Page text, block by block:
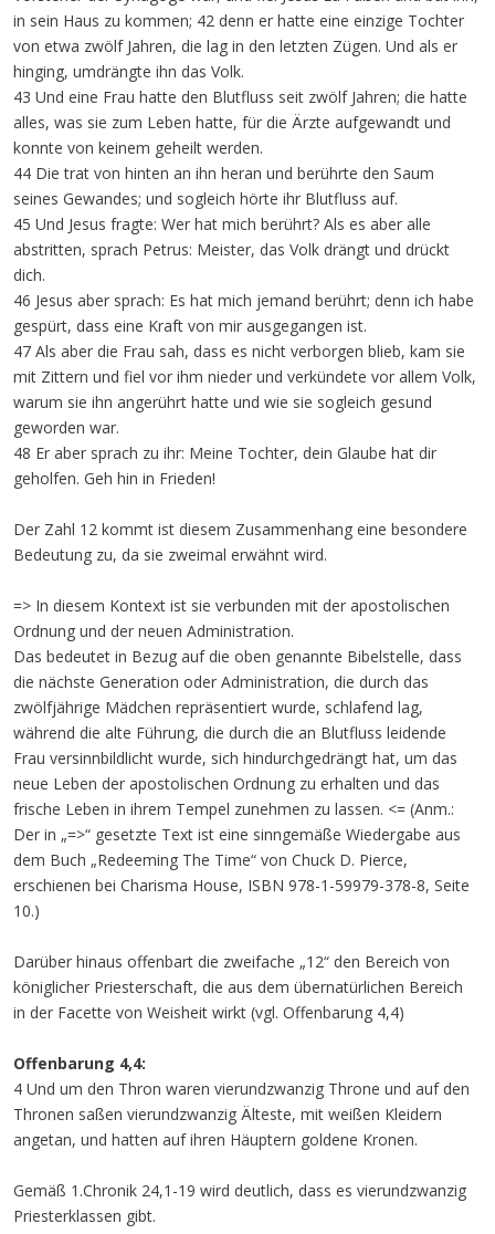
in sein Haus zu kommen; 42 denn er hatte eine einzige Tochter
von etwa zwölf Jahren, die lag in den letzten Zügen. Und als er
hinging, umdrängte ihn das Volk.
43 Und eine Frau hatte den Blutfluss seit zwölf Jahren; die hatte
alles, was sie zum Leben hatte, für die Ärzte aufgewandt und
konnte von keinem geheilt werden.
44 Die trat von hinten an ihn heran und berührte den Saum
seines Gewandes; und sogleich hörte ihr Blutfluss auf.
45 Und Jesus fragte: Wer hat mich berührt? Als es aber alle
abstritten, sprach Petrus: Meister, das Volk drängt und drückt
dich.
46 Jesus aber sprach: Es hat mich jemand berührt; denn ich habe
gespürt, dass eine Kraft von mir ausgegangen ist.
47 Als aber die Frau sah, dass es nicht verborgen blieb, kam sie
mit Zittern und fiel vor ihm nieder und verkündete vor allem Volk,
warum sie ihn angerührt hatte und wie sie sogleich gesund
geworden war.
48 Er aber sprach zu ihr: Meine Tochter, dein Glaube hat dir
geholfen. Geh hin in Frieden!
Der Zahl 12 kommt ist diesem Zusammenhang eine besondere
Bedeutung zu, da sie zweimal erwähnt wird.
=> In diesem Kontext ist sie verbunden mit der apostolischen
Ordnung und der neuen Administration.
Das bedeutet in Bezug auf die oben genannte Bibelstelle, dass
die nächste Generation oder Administration, die durch das
zwölfjährige Mädchen repräsentiert wurde, schlafend lag,
während die alte Führung, die durch die an Blutfluss leidende
Frau versinnbildlicht wurde, sich hindurchgedrängt hat, um das
neue Leben der apostolischen Ordnung zu erhalten und das
frische Leben in ihrem Tempel zunehmen zu lassen. <= (Anm.:
Der in „=>“ gesetzte Text ist eine sinngemäße Wiedergabe aus
dem Buch „Redeeming The Time“ von Chuck D. Pierce,
erschienen bei Charisma House, ISBN 978-1-59979-378-8, Seite
10.)
Darüber hinaus offenbart die zweifache „12“ den Bereich von
königlicher Priesterschaft, die aus dem übernatürlichen Bereich
in der Facette von Weisheit wirkt (vgl. Offenbarung 4,4)
Offenbarung 4,4:
4 Und um den Thron waren vierundzwanzig Throne und auf den
Thronen saßen vierundzwanzig Älteste, mit weißen Kleidern
angetan, und hatten auf ihren Häuptern goldene Kronen.
Gemäß 1.Chronik 24,1-19 wird deutlich, dass es vierundzwanzig
Priesterklassen gibt.